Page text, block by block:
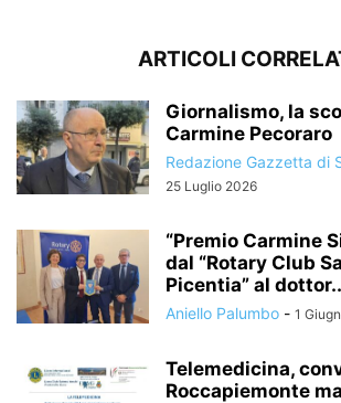
ARTICOLI
Giornalismo, la
Carmine Pecoraro
Redazione Gazzetta di
25 Luglio 2026
“Premio Carmine
dal “Rotary Club
Picentia” al
Aniello Palumbo - 1
Telemedicina,
Roccapiemonte